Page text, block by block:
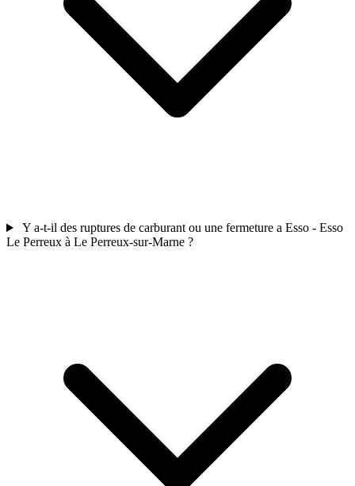
Y a-t-il des ruptures de carburant ou une fermeture a Esso - Esso
Le Perreux à Le Perreux-sur-Marne ?